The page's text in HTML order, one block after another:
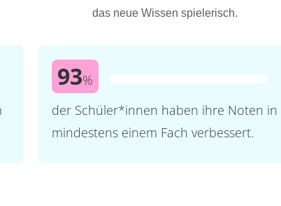
das neue Wissen spielerisch.
93%
der Schüler*innen haben ihre Noten in
mindestens einem Fach verbessert.